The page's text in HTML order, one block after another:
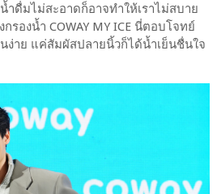
ำดื่มไม่สะอาดก็อาจทำให้เราไม่สบาย
รองน้ำ COWAY MY ICE นี่ตอบโจทย์
ง่าย แค่สัมผัสปลายนิ้วก็ได้น้ำเย็นชื่นใจ